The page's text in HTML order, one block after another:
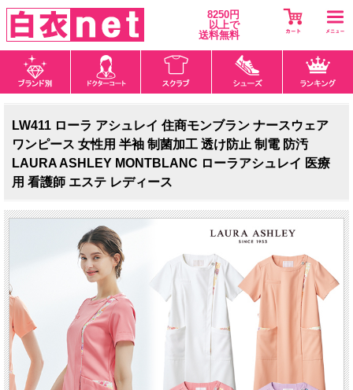
8250円
以上で
送料無料
LW411 ローラ アシュレイ 住商モンブラン ナースウェア
ワンピース 女性用 半袖 制菌加工 透け防止 制電 防汚
LAURA ASHLEY MONTBLANC ローラアシュレイ 医療
用 看護師 エステ レディース